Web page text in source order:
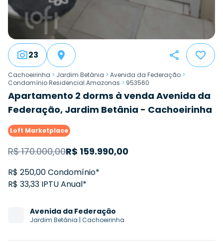
23
Cachoeirinha > Jardim Betânia > Avenida da Federação >
Condomínio Residencial Amazonas > 953560
Apartamento 2 dorms à venda Avenida da
Federação, Jardim Betânia - Cachoeirinha
Loft Marketplace
R$170.000,00R$ 159.990,00
R$ 250,00 Condomínio*
R$ 33,33 IPTU Anual*
Avenida da Federação
Jardim Betânia | Cachoeirinha